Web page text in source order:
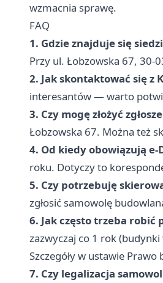
wzmacnia sprawę.
FAQ
1. Gdzie znajduje się
Przy ul. Łobzowska 67,
2. Jak skontaktować się z
interesantów — warto
3. Czy mogę złożyć
Łobzowska 67. Można też
4. Od kiedy obowiązują
roku. Dotyczy to
5. Czy potrzebuję
zgłosić samowolę
6. Jak często trzeba
zazwyczaj co 1 rok
Szczegóły w ustawie Prawo
7. Czy legalizacja